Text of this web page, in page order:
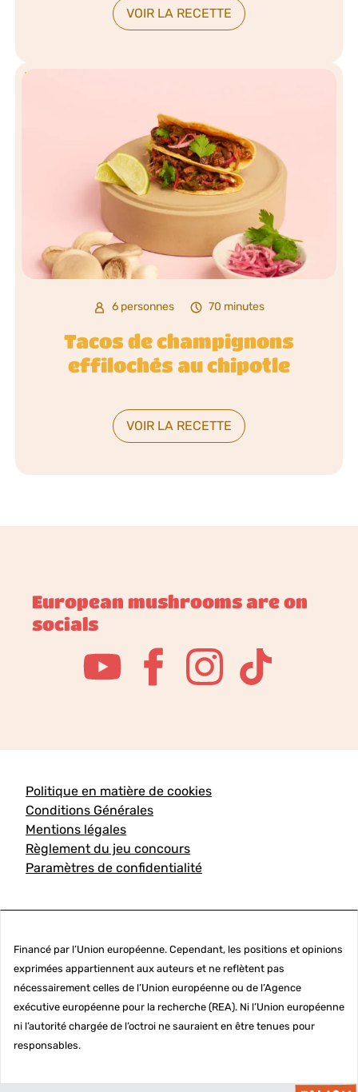
VOIR LA RECETTE
6 personnes 70 minutes
Tacos de champignons
effilochés au chipotle
VOIR LA RECETTE
European mushrooms are on
socials
Politique en matière de cookies
Conditions Générales
Mentions légales
Règlement du jeu concours
Paramètres de confidentialité
Financé par l’Union européenne. Cependant, les positions et opinions
exprimées appartiennent aux auteurs et ne reflètent pas
nécessairement celles de l’Union européenne ou de l’Agence
exécutive européenne pour la recherche (REA). Ni l’Union européenne
ni l’autorité chargée de l’octroi ne sauraient en être tenues pour
responsables.